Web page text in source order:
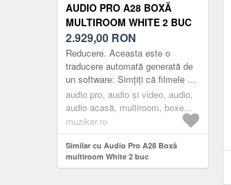
AUDIO PRO A28 BOXĂ
MULTIROOM WHITE 2 BUC
2.929,00 RON
Reducere. Aceasta este o
traducere automată generată de
un software: Simțiți că filmele și
melodiile sunt difuzate live în
camera dvs. de zi cu difuzorul
mul...
audio pro, audio și video, audio,
audio acasă, multiroom, boxe
multiroom, white
muziker.ro
Similar cu Audio Pro A28 Boxă
multiroom White 2 buc